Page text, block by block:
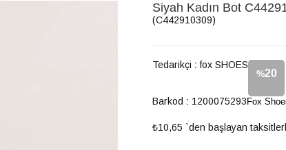
Siyah Kadın Bot
(C442910309)
Tedarikçi : fox SHOES
%20
İndirim
Barkod : 1200075293
₺10,65 `den başlayan
Fox